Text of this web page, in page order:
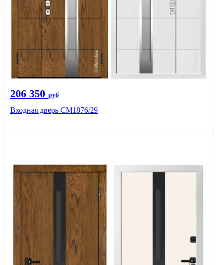
206 350 руб
Входная дверь СМ1876/29